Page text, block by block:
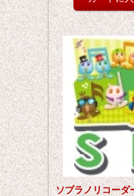
ソプラノリコーダ